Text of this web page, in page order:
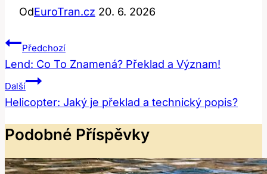
OdEuroTran.cz 20. 6. 2026
Navigace
Pro
Příspěvek
Předchozí
Lend: Co To Znamená? Překlad a Význam!
Další
Helicopter: Jaký je překlad a technický popis?
Podobné Příspěvky